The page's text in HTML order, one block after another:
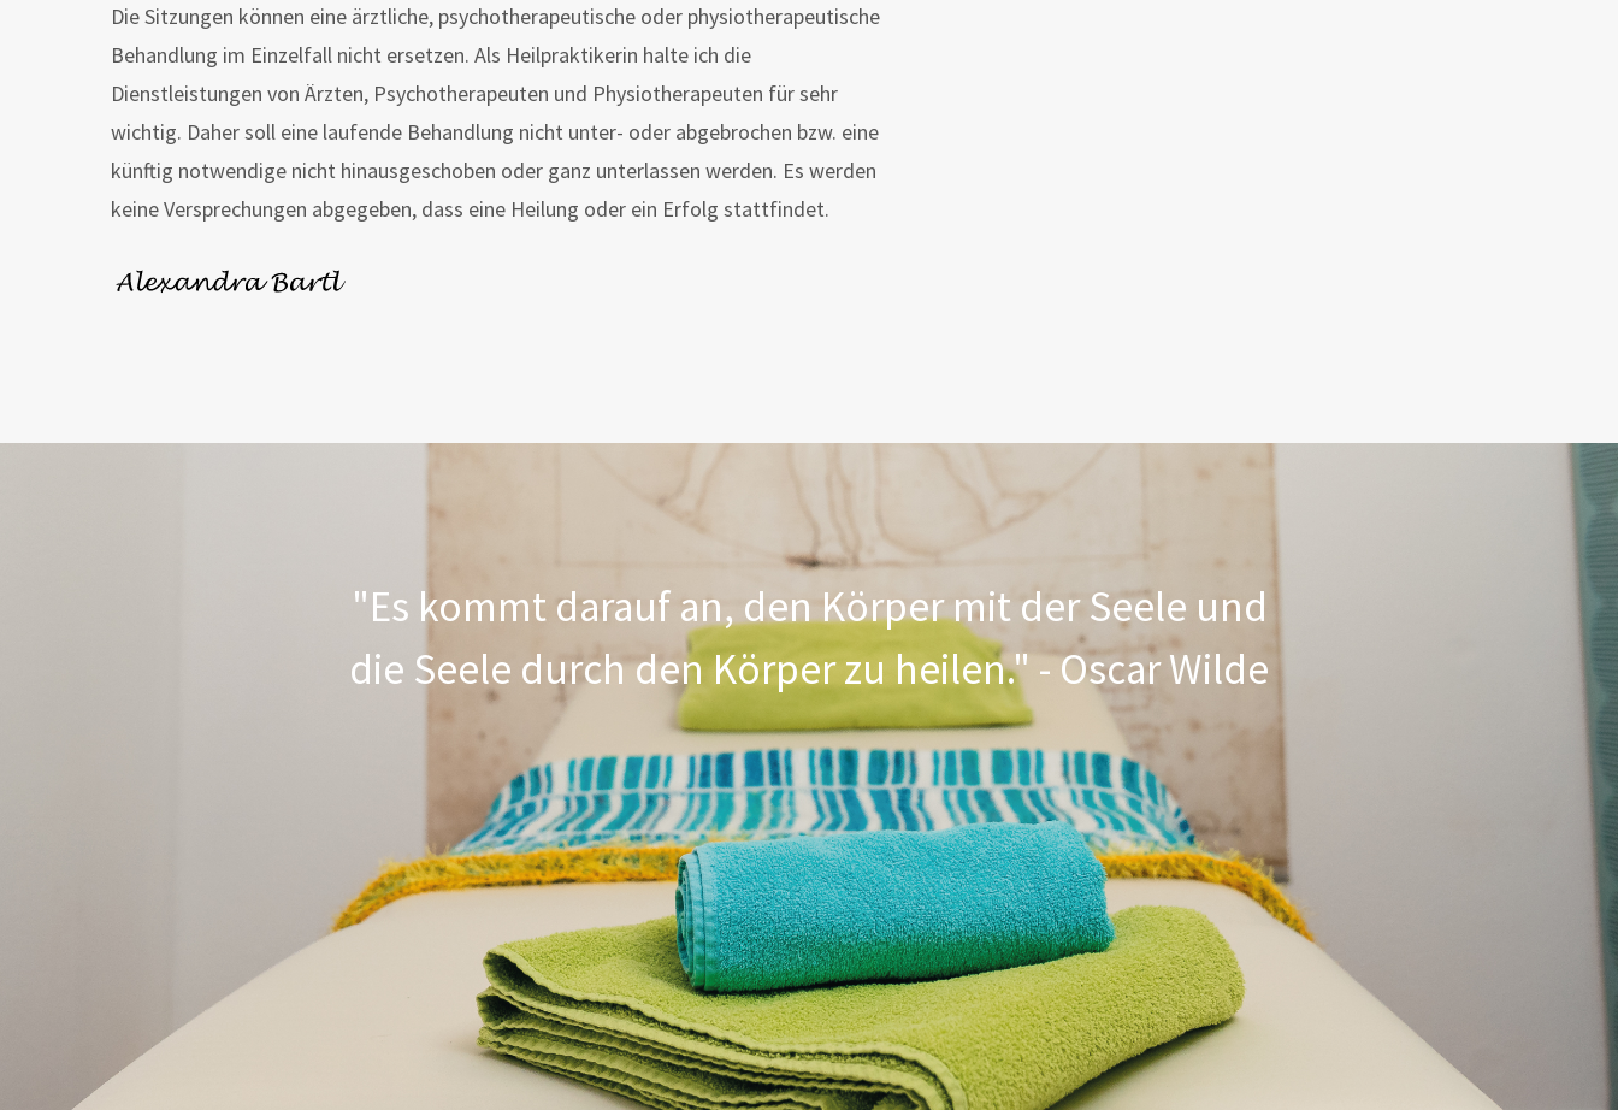
Die Sitzungen können eine ärztliche, psychotherapeutische oder physiotherapeutische
Behandlung im Einzelfall nicht ersetzen. Als Heilpraktikerin halte ich die
Dienstleistungen von Ärzten, Psychotherapeuten und Physiotherapeuten für sehr
wichtig. Daher soll eine laufende Behandlung nicht unter- oder abgebrochen bzw. eine
künftig notwendige nicht hinausgeschoben oder ganz unterlassen werden. Es werden
keine Versprechungen abgegeben, dass eine Heilung oder ein Erfolg stattfindet.
"Es kommt darauf an, den Körper mit der Seele und
die Seele durch den Körper zu heilen." - Oscar Wilde